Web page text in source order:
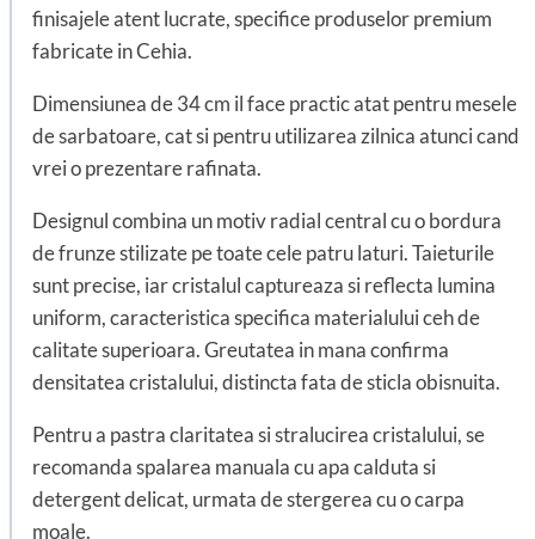
finisajele atent lucrate, specifice produselor premium
fabricate in Cehia.
Dimensiunea de 34 cm il face practic atat pentru mesele
de sarbatoare, cat si pentru utilizarea zilnica atunci cand
vrei o prezentare rafinata.
Designul combina un motiv radial central cu o bordura
de frunze stilizate pe toate cele patru laturi. Taieturile
sunt precise, iar cristalul captureaza si reflecta lumina
uniform, caracteristica specifica materialului ceh de
calitate superioara. Greutatea in mana confirma
densitatea cristalului, distincta fata de sticla obisnuita.
Pentru a pastra claritatea si stralucirea cristalului, se
recomanda spalarea manuala cu apa calduta si
detergent delicat, urmata de stergerea cu o carpa
moale.